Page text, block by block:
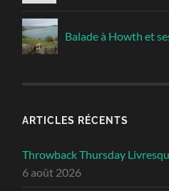
Balade à Howth et
ARTICLES RÉCENTS
Throwback Thursday
6 août 2026